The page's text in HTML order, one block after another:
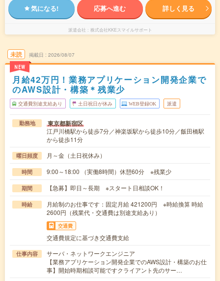
気になる! 応募へ進む 詳しく見る
派遣会社 株式会社KKEスマイルサポート
未読
NEW
掲載日 2026/08/07
月給42万円！業務アプリケーション開発企業で
のAWS設計・構築＊残業少
交通費別途支給あり 土日祝日が休み WEB登録OK 派遣
勤務地 東京都新宿区
江戸川橋駅から徒歩7分／神楽坂駅から徒歩10分／飯田橋駅
から徒歩11分
曜日頻度 月～金（土日祝休み）
時間 9:00～18:00 （実働8時間）休憩60分 ※残業少
期間 【急募】即日～長期 ※スタート日相談OK！
時給
月給制のお仕事です：固定月給 421200円 ※時給換算 時給
2600円（残業代・交通費は別途支給あり）
交通費
交通費規定に基づき交通費支給
仕事内容
サーバ・ネットワークエンジニア
【業務アプリケーション開発企業でのAWS設計・構築のお仕
事】開始時期相談可能ですクライアント先のサー…